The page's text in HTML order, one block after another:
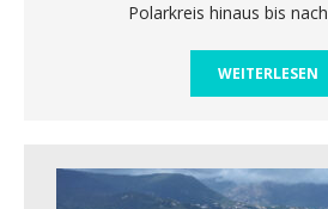
Polarkreis hinaus bis
WEITERLESEN